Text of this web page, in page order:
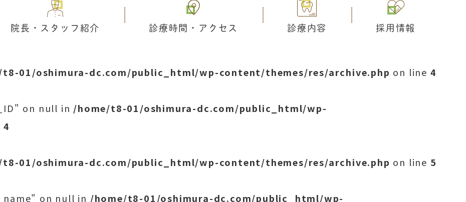
院長・スタッフ紹介 診療時間・アクセス 診療内容 採用情報
t8-01/oshimura-dc.com/public_html/wp-content/themes/res/archive.php on line 4
on null in /home/t8-01/oshimura-dc.com/public_html/wp-
4
t8-01/oshimura-dc.com/public_html/wp-content/themes/res/archive.php on line 5
on null in /home/t8-01/oshimura-dc.com/public_html/wp-